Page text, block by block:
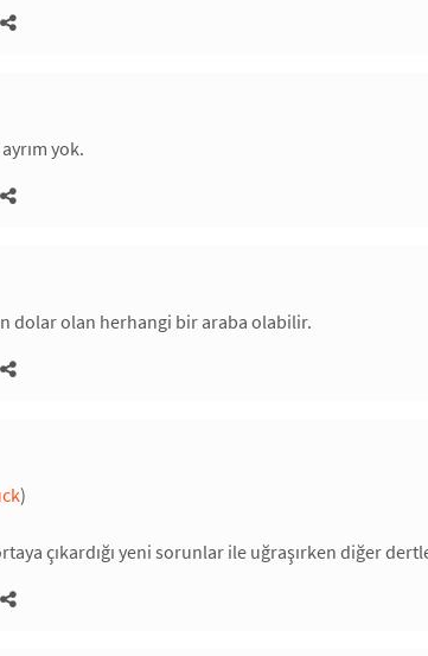
yok.
dolar olan herhangi bir araba olabilir.
)
çıkardığı yeni sorunlar ile uğraşırken diğer